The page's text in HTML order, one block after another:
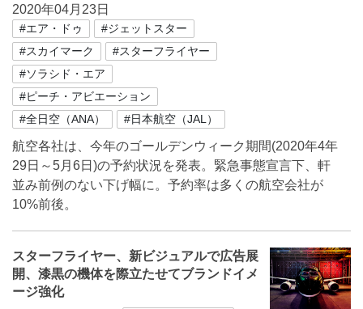
2020年04月23日
#エア・ドゥ
#ジェットスター
#スカイマーク
#スターフライヤー
#ソラシド・エア
#ピーチ・アビエーション
#全日空（ANA）
#日本航空（JAL）
航空各社は、今年のゴールデンウィーク期間(2020年4年
29日～5月6日)の予約状況を発表。緊急事態宣言下、軒
並み前例のない下げ幅に。予約率は多くの航空会社が
10%前後。
スターフライヤー、新ビジュアルで広告展
開、漆黒の機体を際立たせてブランドイメ
ージ強化